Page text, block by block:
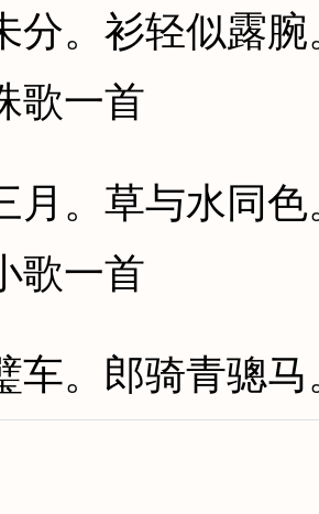
分。衫轻似露
歌一首
月。草与水同
歌一首
车。郎骑青骢